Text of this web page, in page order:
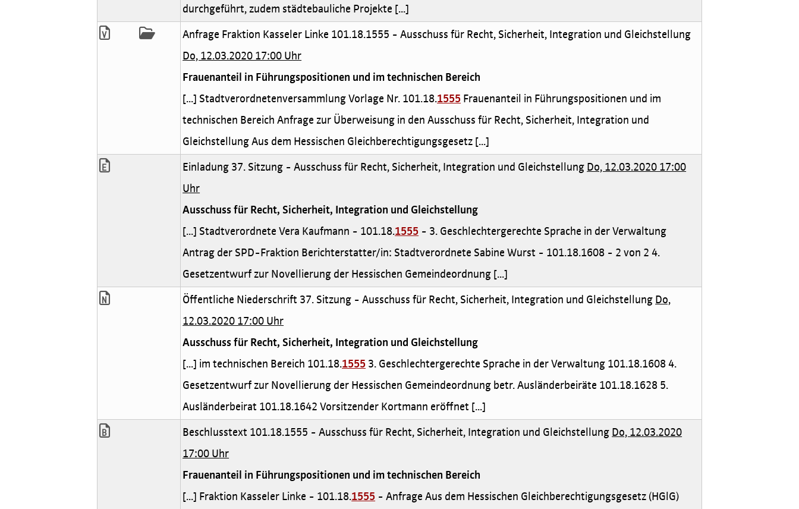
durchgeführt, zudem städtebauliche Projekte [...]
Anfrage Fraktion Kasseler Linke 101.18.1555 - Ausschuss für Recht, Sicherheit, Integration und Gleichstellung
Do, 12.03.2020 17:00 Uhr
Frauenanteil in Führungspositionen und im technischen Bereich
[...] Stadtverordnetenversammlung Vorlage Nr. 101.18.1555 Frauenanteil in Führungspositionen und im
technischen Bereich Anfrage zur Überweisung in den Ausschuss für Recht, Sicherheit, Integration und
Gleichstellung Aus dem Hessischen Gleichberechtigungsgesetz [...]
Einladung 37. Sitzung - Ausschuss für Recht, Sicherheit, Integration und Gleichstellung Do, 12.03.2020 17:00
Uhr
Ausschuss für Recht, Sicherheit, Integration und Gleichstellung
[...] Stadtverordnete Vera Kaufmann - 101.18.1555 - 3. Geschlechtergerechte Sprache in der Verwaltung
Antrag der SPD-Fraktion Berichterstatter/in: Stadtverordnete Sabine Wurst - 101.18.1608 - 2 von 2 4.
Gesetzentwurf zur Novellierung der Hessischen Gemeindeordnung [...]
Öffentliche Niederschrift 37. Sitzung - Ausschuss für Recht, Sicherheit, Integration und Gleichstellung Do,
12.03.2020 17:00 Uhr
Ausschuss für Recht, Sicherheit, Integration und Gleichstellung
[...] im technischen Bereich 101.18.1555 3. Geschlechtergerechte Sprache in der Verwaltung 101.18.1608 4.
Gesetzentwurf zur Novellierung der Hessischen Gemeindeordnung betr. Ausländerbeiräte 101.18.1628 5.
Ausländerbeirat 101.18.1642 Vorsitzender Kortmann eröffnet [...]
Beschlusstext 101.18.1555 - Ausschuss für Recht, Sicherheit, Integration und Gleichstellung Do, 12.03.2020
17:00 Uhr
Frauenanteil in Führungspositionen und im technischen Bereich
[...] Fraktion Kasseler Linke - 101.18.1555 - Anfrage Aus dem Hessischen Gleichberechtigungsgesetz (HGlG)